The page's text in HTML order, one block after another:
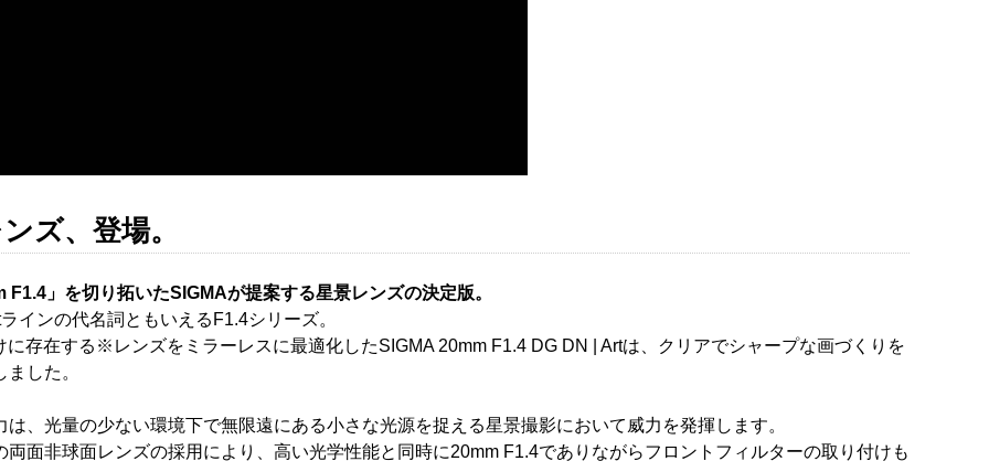
ズ、登場。
」を切り拓いたSIGMAが提案する星景レンズの決定版。
インの代名詞ともいえるF1.4シリーズ。
存在する※レンズをミラーレスに最適化したSIGMA 20mm F1.4 DG DN | Artは、クリアでシャープな画づくりを
した。
、光量の少ない環境下で無限遠にある小さな光源を捉える星景撮影において威力を発揮します。
面非球面レンズの採用により、高い光学性能と同時に20mm F1.4でありながらフロントフィルターの取り付けも